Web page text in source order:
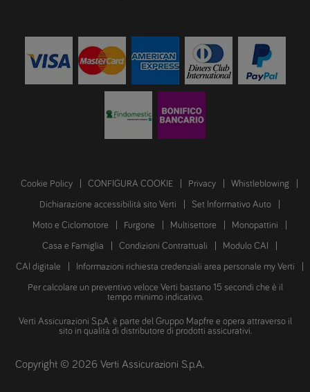
Cookie Policy CONFIGURA COOKIE Privacy Whistleblowing
Dichiarazione accessibilità sito Verti Set Informativo Auto
Moto e Ciclomotore Furgone Multisettore Monopattini
Casa e Famiglia Condizioni Contrattuali Modulo CAI
CAI digitale Informazioni richiesta credenziali area personale my Verti
Per calcolare un preventivo veloce Verti bastano 15 secondi che è il
tempo minimo indicativo.
Verti Assicurazioni S.p.A. è parte del Gruppo Mapfre e opera attraverso il
sito in qualità di distributore di prodotti assicurativi.
Copyright © 2026 Verti Assicurazioni S.p.A.